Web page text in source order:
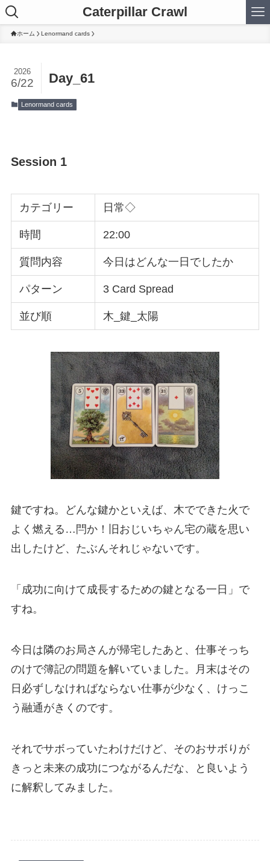
Caterpillar Crawl
ホーム Lenormand cards
Day_61
2026
6/22
Lenormand cards
Session 1
カテゴリー 日常◇
時間 22:00
質問内容 今日はどんな一日でしたか
パターン 3 Card Spread
並び順 木_鍵_太陽
鍵ですね。どんな鍵かといえば、木でできた火で
よく燃える…閂か！旧おじいちゃん宅の蔵を思い
出したけど、たぶんそれじゃないです。
「成功に向けて成長するための鍵となる一日」で
すね。
今日は隣のお局さんが帰宅したあと、仕事そっち
のけで簿記の問題を解いていました。月末はその
日必ずしなければならない仕事が少なく、けっこ
う融通がきくのです。
それでサボっていたわけだけど、そのおサボりが
きっと未来の成功につながるんだな、と良いよう
に解釈してみました。